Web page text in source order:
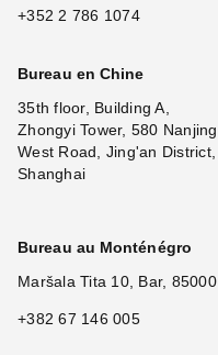
+352 2 786 1074
Bureau en Chine
35th floor, Building A,
Zhongyi Tower, 580 Nanjing
West Road, Jing'an District,
Shanghai
Bureau au Monténégro
Maršala Tita 10, Bar, 85000
+382 67 146 005